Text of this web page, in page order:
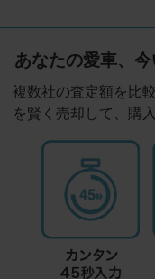
あなたの愛車、今
複数社の査定額を比
を賢く売却して、購